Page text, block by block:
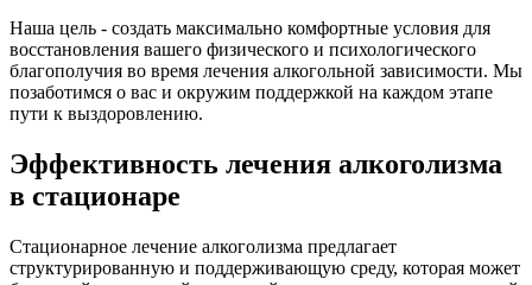
Наша цель - создать максимально комфортные условия для
восстановления вашего физического и психологического
благополучия во время лечения алкогольной зависимости. Мы
позаботимся о вас и окружим поддержкой на каждом этапе
пути к выздоровлению.
Эффективность лечения алкоголизма
в стационаре
Стационарное лечение алкоголизма предлагает
структурированную и поддерживающую среду, которая может